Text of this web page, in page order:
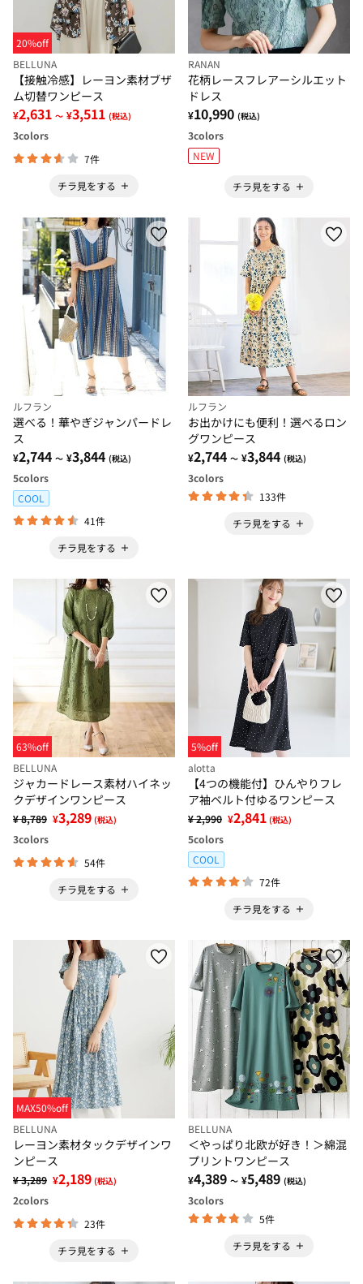
20%off
BELLUNA
【接触冷感】レーヨン素材ブザ
ム切替ワンピース
¥2,631 ～ ¥3,511 (税込)
3colors
7件
チラ見をする
RANAN
花柄レースフレアーシルエット
ドレス
¥10,990 (税込)
3colors
NEW
チラ見をする
ルフラン
選べる！華やぎジャンパードレ
ス
¥2,744 ～ ¥3,844 (税込)
5colors
COOL
41件
チラ見をする
ルフラン
お出かけにも便利！選べるロン
グワンピース
¥2,744 ～ ¥3,844 (税込)
3colors
133件
チラ見をする
63%off
BELLUNA
ジャカードレース素材ハイネッ
クデザインワンピース
¥ 8,789 ¥3,289 (税込)
3colors
54件
チラ見をする
5%off
alotta
【4つの機能付】ひんやりフレ
ア袖ベルト付ゆるワンピース
¥ 2,990 ¥2,841 (税込)
5colors
COOL
72件
チラ見をする
MAX50%off
BELLUNA
レーヨン素材タックデザインワ
ンピース
¥ 3,289 ¥2,189 (税込)
2colors
23件
チラ見をする
BELLUNA
＜やっぱり北欧が好き！＞綿混
プリントワンピース
¥4,389 ～ ¥5,489 (税込)
3colors
5件
チラ見をする